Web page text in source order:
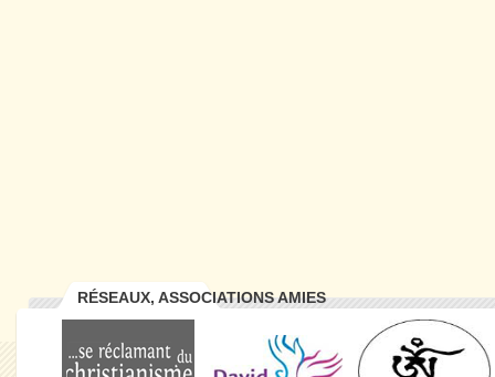
RÉSEAUX, ASSOCIATIONS AMIES